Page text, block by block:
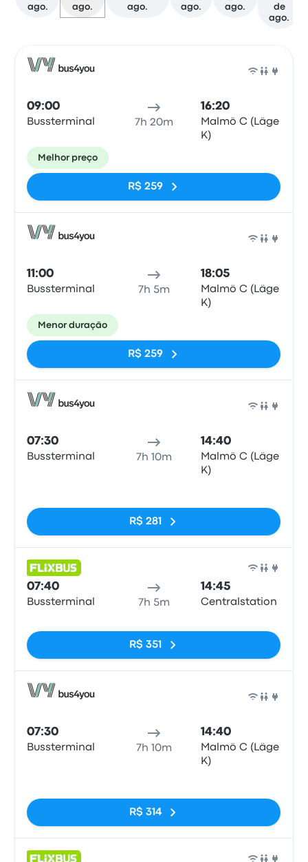
ago.
ago.
ago.
ago.
ago.
de
ago.
09:00
Bussterminal 7h 20m
16:20
Malmö C (Läge
K)
Melhor preço
R$ 259
11:00
Bussterminal 7h 5m
18:05
Malmö C (Läge
K)
Menor duração
R$ 259
07:30
Bussterminal 7h 10m
14:40
Malmö C (Läge
K)
R$ 281
07:40
Bussterminal 7h 5m
14:45
Centralstation
R$ 351
07:30
Bussterminal 7h 10m
14:40
Malmö C (Läge
K)
R$ 314